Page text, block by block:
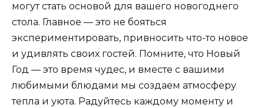
могут стать основой для вашего новогоднего
стола. Главное — это не бояться
экспериментировать, привносить что-то новое
и удивлять своих гостей. Помните, что Новый
Год — это время чудес, и вместе с вашими
любимыми блюдами мы создаем атмосферу
тепла и уюта. Радуйтесь каждому моменту и